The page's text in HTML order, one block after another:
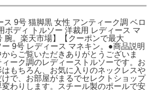
ス 9号 猫脚黒 女性 アンティーク調 ベロ
ボディ トルソー 洋裁用 レディース マ
腕。楽天市場】【クーポンで最大
9号 レディース マネキン。●​商品説明
らご覧いただきありがとうございま
ーク調のレディーストルソーです。お
もちろん、お気に入りのネックレスや
で、お部屋がまるでセレクトショップ
わりします。スチール製のポールで安